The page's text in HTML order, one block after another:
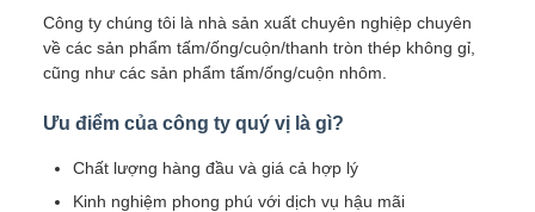
Công ty chúng tôi là nhà sản xuất chuyên nghiệp chuyên
về các sản phẩm tấm/ống/cuộn/thanh tròn thép không gỉ,
cũng như các sản phẩm tấm/ống/cuộn nhôm.
Ưu điểm của công ty quý vị là gì?
Chất lượng hàng đầu và giá cả hợp lý
Kinh nghiệm phong phú với dịch vụ hậu mãi